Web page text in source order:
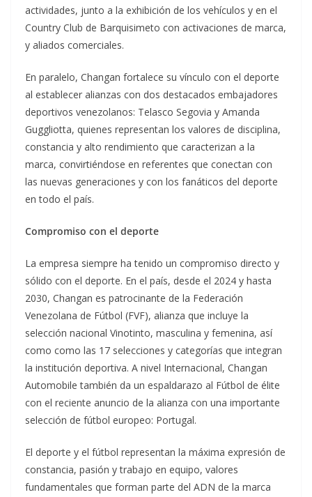
actividades, junto a la exhibición de los vehículos y en el
Country Club de Barquisimeto con activaciones de marca,
y aliados comerciales.
En paralelo, Changan fortalece su vínculo con el deporte
al establecer alianzas con dos destacados embajadores
deportivos venezolanos: Telasco Segovia y Amanda
Guggliotta, quienes representan los valores de disciplina,
constancia y alto rendimiento que caracterizan a la
marca, convirtiéndose en referentes que conectan con
las nuevas generaciones y con los fanáticos del deporte
en todo el país.
Compromiso con el deporte
La empresa siempre ha tenido un compromiso directo y
sólido con el deporte. En el país, desde el 2024 y hasta
2030, Changan es patrocinante de la Federación
Venezolana de Fútbol (FVF), alianza que incluye la
selección nacional Vinotinto, masculina y femenina, así
como como las 17 selecciones y categorías que integran
la institución deportiva. A nivel Internacional, Changan
Automobile también da un espaldarazo al Fútbol de élite
con el reciente anuncio de la alianza con una importante
selección de fútbol europeo: Portugal.
El deporte y el fútbol representan la máxima expresión de
constancia, pasión y trabajo en equipo, valores
fundamentales que forman parte del ADN de la marca